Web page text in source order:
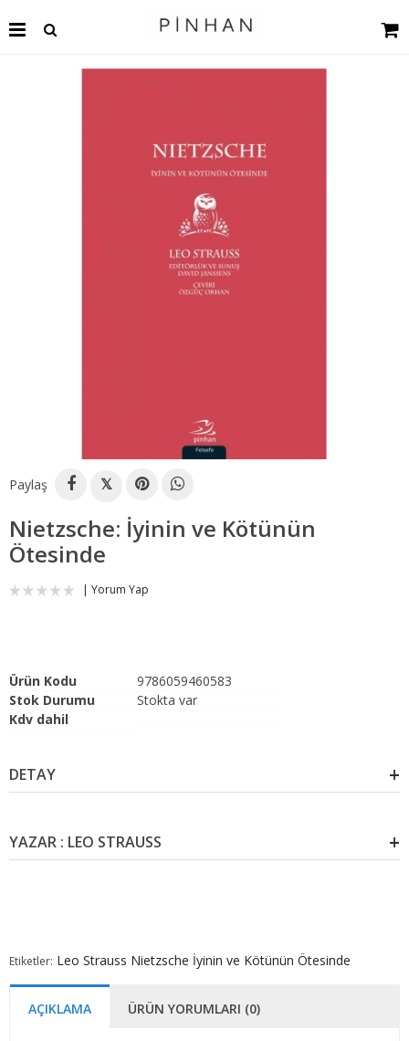
Paylaş 𝕏
Nietzsche: İyinin ve Kötünün
Ötesinde
Yorum Yap
Ürün Kodu
9786059460583
Stok Durumu
Stokta var
Kdv dahil
DETAY
YAZAR : LEO STRAUSS
Etiketler: Leo Strauss Nietzsche İyinin ve Kötünün Ötesinde
AÇIKLAMA ÜRÜN YORUMLARI (0)